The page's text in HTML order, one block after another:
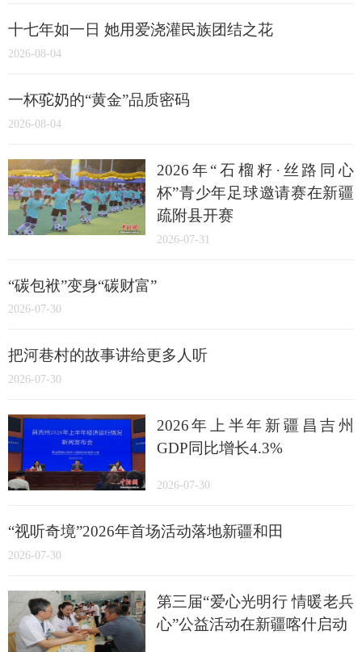
十七年如一日 她用爱浇灌民族团结之花
2026-08-04
一杯驼奶的“黄金”品质密码
2026-08-04
2026年“石榴籽·丝路同心
杯”青少年足球邀请赛在新疆
疏附县开赛
2026-07-31
“碳包袱”变身“碳财富”
2026-07-30
把河巷村的故事讲给更多人听
2026-07-30
2026年上半年新疆昌吉州
GDP同比增长4.3%
2026-07-30
“视听奇境”2026年首场活动落地新疆和田
2026-07-30
第三届“爱心光明行 情暖老兵
心”公益活动在新疆喀什启动